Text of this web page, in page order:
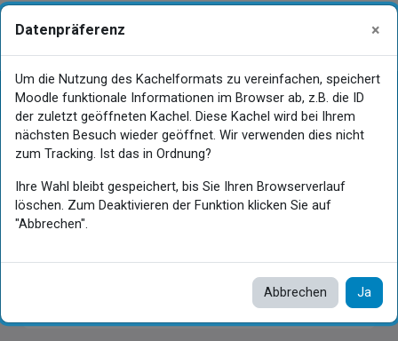
Zum Hauptinhalt
Anmelden
Russisch
Hauptinhaltsblöcke
Kursindex öffnen
Russisch
Datenpräferenz ×
Um die Nutzung des Kachelformats zu vereinfachen, speichert
Moodle funktionale Informationen im Browser ab, z.B. die ID
der zuletzt geöffneten Kachel. Diese Kachel wird bei Ihrem
nächsten Besuch wieder geöffnet. Wir verwenden dies nicht
zum Tracking. Ist das in Ordnung?
Ihre Wahl bleibt gespeichert, bis Sie Ihren Browserverlauf
löschen. Zum Deaktivieren der Funktion klicken Sie auf
"Abbrechen".
Abbrechen Ja